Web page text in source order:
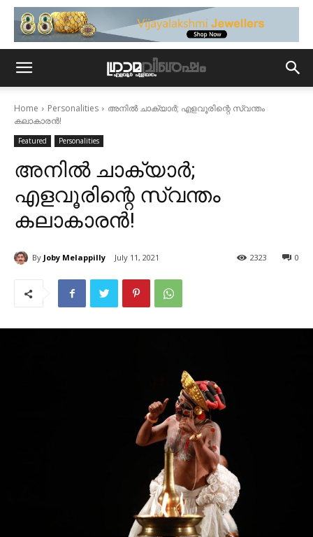
Home Personalities
അനിൽ ചാക്യാർ; എളവൂരിന്റെ സ്വന്തം
കലാകാരൻ!
Featured Personalities
അനിൽ ചാക്യാർ;
എളവൂരിന്റെ സ്വന്തം
കലാകാരൻ!
By Joby Melappilly July 11, 2021 0
2323